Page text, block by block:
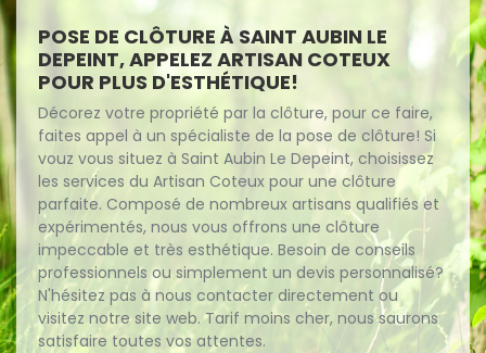
POSE DE CLÔTURE À SAINT AUBIN LE
DEPEINT, APPELEZ ARTISAN COTEUX
POUR PLUS D'ESTHÉTIQUE!
Décorez votre propriété par la clôture, pour ce faire,
faites appel à un spécialiste de la pose de clôture! Si
vouz vous situez à Saint Aubin Le Depeint, choisissez
les services du Artisan Coteux pour une clôture
parfaite. Composé de nombreux artisans qualifiés et
expérimentés, nous vous offrons une clôture
impeccable et très esthétique. Besoin de conseils
professionnels ou simplement un devis personnalisé?
N'hésitez pas à nous contacter directement ou
visitez notre site web. Tarif moins cher, nous saurons
satisfaire toutes vos attentes.